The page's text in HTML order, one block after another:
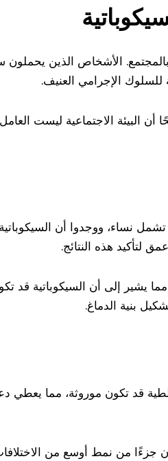
بالمجتمع. الأشخاص الذين
الإجرامي العنيف.
البيئة الاجتماعية ليست
نساء، ووجدوا أن
لتأكيد هذه النتائج.
يشير إلى أن السيكوباتية قد
بنية الدماغ.
قد تكون موروثة، مما يعطي
جزءًا من نمط أوسع من